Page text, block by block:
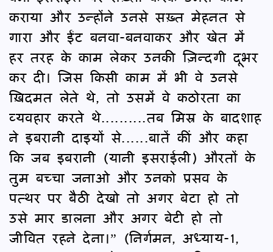
कराया और उन्होंने उनसे सख़्त मेहनत से
गारा और ईंट बनवा-बनवाकर और खेत में
हर तरह के काम लेकर उनकी ज़िन्दगी दूभर
कर दी। जिस किसी काम में भी वे उनसे
ख़िदमत लेते थे, तो उसमें वे कठोरता का
व्यवहार करते थे..........तब मिस्र के बादशाह
ने इबरानी दाइयों से......बातें कीं और कहा
कि जब इबरानी (यानी इसराईली) औरतों के
तुम बच्चा जनाओ और उनको प्रसव के
पत्थर पर बैठी देखो तो अगर बेटा हो तो
उसे मार डालना और अगर बेटी हो तो
जीवित रहने देना।” (निर्गमन, अध्याय-1,